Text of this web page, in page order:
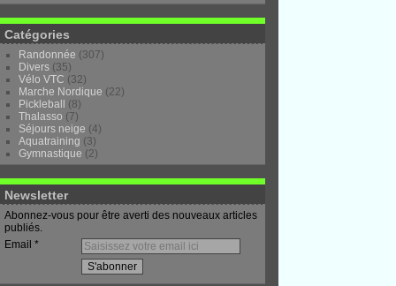
Catégories
Randonnée (307)
Divers (35)
Vélo VTC (32)
Marche Nordique (22)
Pickleball
(8)
Thalasso (7)
Séjours neige (4)
Aquatraining (3)
Gymnastique (2)
Newsletter
Abonnez-vous pour être averti des nouveaux articles
publiés.
Email